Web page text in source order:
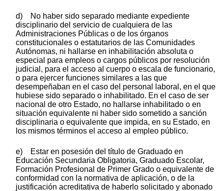
d) No haber sido separado mediante expediente
disciplinario del servicio de cualquiera de las
Administraciones Públicas o de los órganos
constitucionales o estatutarios de las Comunidades
Autónomas, ni hallarse en inhabilitación absoluta o
especial para empleos o cargos públicos por resolución
judicial, para el acceso al cuerpo o escala de funcionario,
o para ejercer funciones similares a las que
desempeñaban en el caso del personal laboral, en el que
hubiese sido separado o inhabilitado. En el caso de ser
nacional de otro Estado, no hallarse inhabilitado o en
situación equivalente ni haber sido sometido a sanción
disciplinaria o equivalente que impida, en su Estado, en
los mismos términos el acceso al empleo público.
e) Estar en posesión del título de Graduado en
Educación Secundaria Obligatoria, Graduado Escolar,
Formación Profesional de Primer Grado o equivalente de
conformidad con la normativa de aplicación, o de la
justificación acreditativa de haberlo solicitado y abonado